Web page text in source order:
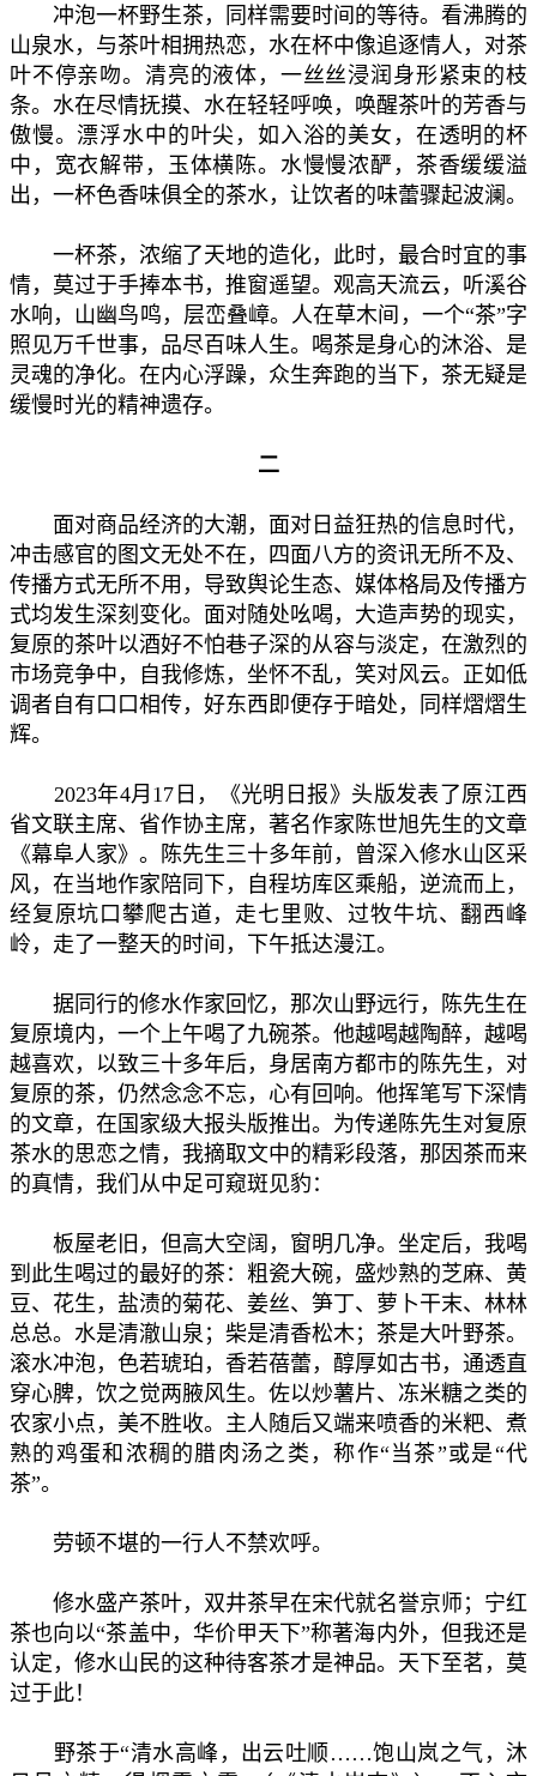
冲泡一杯野生茶，同样需要时间的等待。看沸腾的
山泉水，与茶叶相拥热恋，水在杯中像追逐情人，对茶
叶不停亲吻。清亮的液体，一丝丝浸润身形紧束的枝
条。水在尽情抚摸、水在轻轻呼唤，唤醒茶叶的芳香与
傲慢。漂浮水中的叶尖，如入浴的美女，在透明的杯
中，宽衣解带，玉体横陈。水慢慢浓酽，茶香缓缓溢
出，一杯色香味俱全的茶水，让饮者的味蕾骤起波澜。
一杯茶，浓缩了天地的造化，此时，最合时宜的事
情，莫过于手捧本书，推窗遥望。观高天流云，听溪谷
水响，山幽鸟鸣，层峦叠嶂。人在草木间，一个“茶”字
照见万千世事，品尽百味人生。喝茶是身心的沐浴、是
灵魂的净化。在内心浮躁，众生奔跑的当下，茶无疑是
缓慢时光的精神遗存。
二
面对商品经济的大潮，面对日益狂热的信息时代，
冲击感官的图文无处不在，四面八方的资讯无所不及、
传播方式无所不用，导致舆论生态、媒体格局及传播方
式均发生深刻变化。面对随处吆喝，大造声势的现实，
复原的茶叶以酒好不怕巷子深的从容与淡定，在激烈的
市场竞争中，自我修炼，坐怀不乱，笑对风云。正如低
调者自有口口相传，好东西即便存于暗处，同样熠熠生
辉。
2023年4月17日，《光明日报》头版发表了原江西
省文联主席、省作协主席，著名作家陈世旭先生的文章
《幕阜人家》。陈先生三十多年前，曾深入修水山区采
风，在当地作家陪同下，自程坊库区乘船，逆流而上，
经复原坑口攀爬古道，走七里败、过牧牛坑、翻西峰
岭，走了一整天的时间，下午抵达漫江。
据同行的修水作家回忆，那次山野远行，陈先生在
复原境内，一个上午喝了九碗茶。他越喝越陶醉，越喝
越喜欢，以致三十多年后，身居南方都市的陈先生，对
复原的茶，仍然念念不忘，心有回响。他挥笔写下深情
的文章，在国家级大报头版推出。为传递陈先生对复原
茶水的思恋之情，我摘取文中的精彩段落，那因茶而来
的真情，我们从中足可窥斑见豹：
板屋老旧，但高大空阔，窗明几净。坐定后，我喝
到此生喝过的最好的茶：粗瓷大碗，盛炒熟的芝麻、黄
豆、花生，盐渍的菊花、姜丝、笋丁、萝卜干末、林林
总总。水是清澈山泉；柴是清香松木；茶是大叶野茶。
滚水冲泡，色若琥珀，香若蓓蕾，醇厚如古书，通透直
穿心脾，饮之觉两腋风生。佐以炒薯片、冻米糖之类的
农家小点，美不胜收。主人随后又端来喷香的米粑、煮
熟的鸡蛋和浓稠的腊肉汤之类，称作“当茶”或是“代
茶”。
劳顿不堪的一行人不禁欢呼。
修水盛产茶叶，双井茶早在宋代就名誉京师；宁红
茶也向以“茶盖中，华价甲天下”称著海内外，但我还是
认定，修水山民的这种待客茶才是神品。天下至茗，莫
过于此！
野茶于“清水高峰，出云吐顺……饱山岚之气，沐